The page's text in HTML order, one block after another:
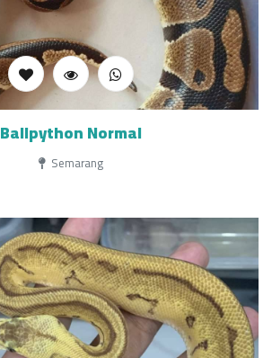
Ballpython Normal
Semarang